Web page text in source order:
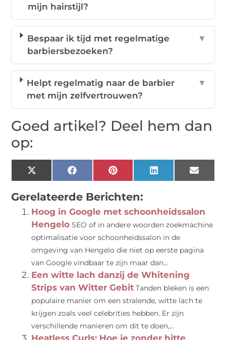
mijn hairstijl?
Bespaar ik tijd met regelmatige
barbiersbezoeken?
▼
Helpt regelmatig naar de barbier
met mijn zelfvertrouwen?
▼
Goed artikel? Deel hem dan
op:
X
(Twitter)
FacebookPinterestLinkedIn Email
Gerelateerde Berichten:
Hoog in Google met schoonheidssalon
Hengelo SEO of in andere woorden zoekmachine
optimalisatie voor schoonheidssalon in de
omgeving van Hengelo die niet op eerste pagina
van Google vindbaar te zijn maar dan...
Een witte lach danzij de Whitening
Strips van Witter Gebit Tanden bleken is een
populaire manier om een stralende, witte lach te
krijgen zoals veel celebrities hebben. Er zijn
verschillende manieren om dit te doen,...